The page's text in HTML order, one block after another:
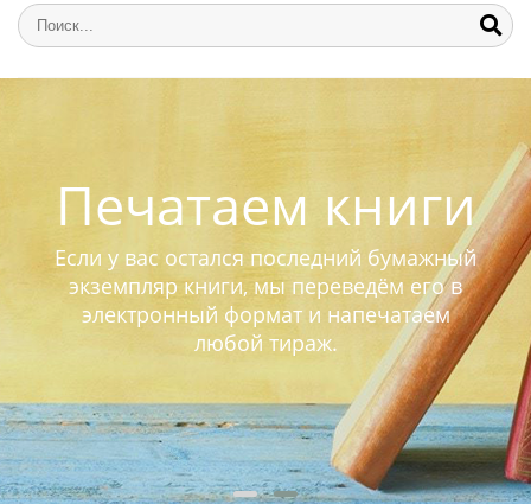
Печатаем книги
Если у вас остался последний бумажный
экземпляр книги, мы переведём его в
электронный формат и напечатаем
любой тираж.